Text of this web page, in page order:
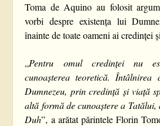
Toma de Aquino au folosit
vorbi despre existența lui
înainte de toate oameni ai credinței
„Pentru omul credinței nu
cunoașterea teoretică.
Dumnezeu, prin credință și viață
altă formă de cunoaștere a
Duh”, a arătat părintele Florin